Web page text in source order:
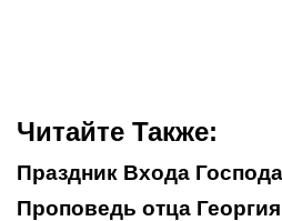
Читайте Также:
Праздник Входа
Проповедь отца